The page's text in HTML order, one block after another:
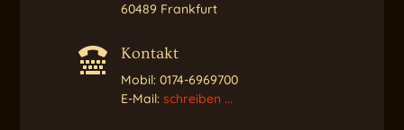
60489 Frankfurt
 Kontakt
Mobil: 0174-6969700
E-Mail: schreiben ...